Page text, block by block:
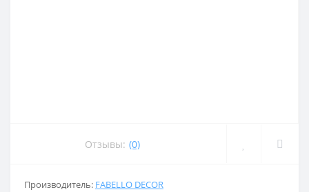
Отзывы: (0)
Производитель: FABELLO DECOR